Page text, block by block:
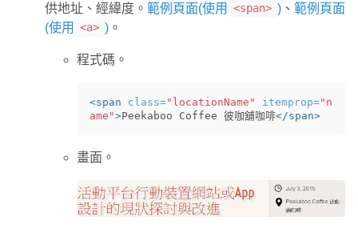
供地址、經緯度。 範例頁面(使用 <span> )、 範例頁面
(使用
<a> )。
程式碼。
<span class="locationName" itemprop="n
ame">Peekaboo Coffee 彼咖舖咖啡</span>
畫面。